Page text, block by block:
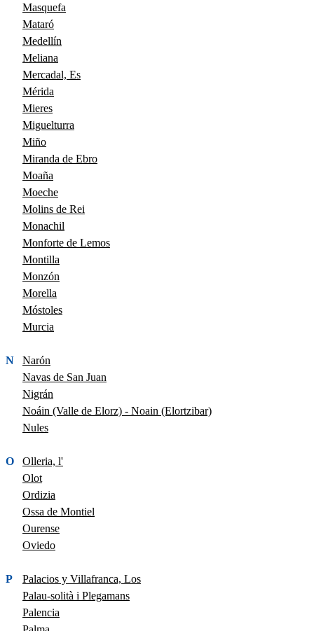
Masquefa
Mataró
Medellín
Meliana
Mercadal, Es
Mérida
Mieres
Miguelturra
Miño
Miranda de Ebro
Moaña
Moeche
Molins de Rei
Monachil
Monforte de Lemos
Montilla
Monzón
Morella
Móstoles
Murcia
N
Narón
Navas de San Juan
Nigrán
Noáin (Valle de Elorz) - Noain (Elortzibar)
Nules
O
Olleria, l'
Olot
Ordizia
Ossa de Montiel
Ourense
Oviedo
P
Palacios y Villafranca, Los
Palau-solità i Plegamans
Palencia